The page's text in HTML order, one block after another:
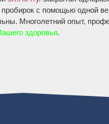
с помощью одной
Многолетний опыт,
здоровья.